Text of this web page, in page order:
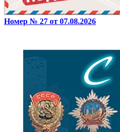
Номер № 27 от 07.08.2026